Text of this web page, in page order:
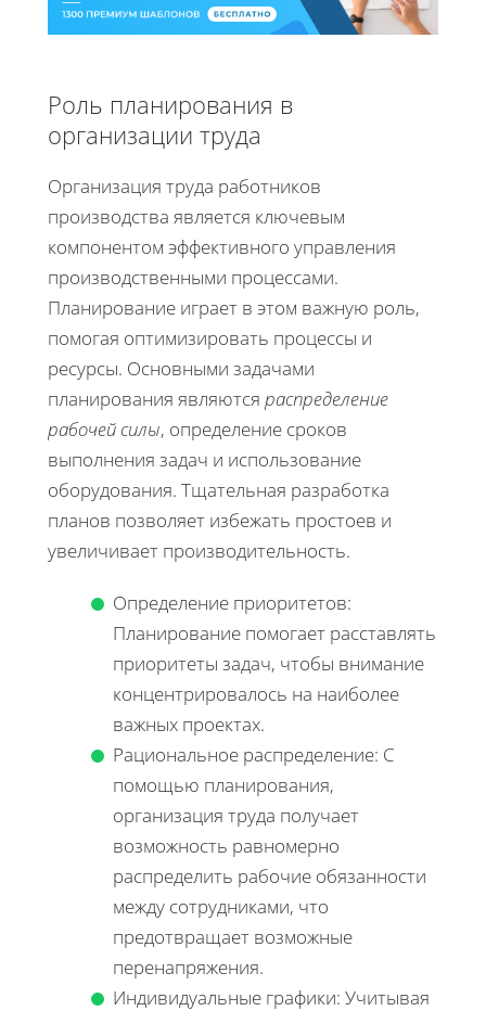
Роль планирования в
организации труда
Организация труда работников
производства является ключевым
компонентом эффективного управления
производственными процессами.
Планирование играет в этом важную роль,
помогая оптимизировать процессы и
ресурсы. Основными задачами
планирования являются распределение
рабочей силы, определение сроков
выполнения задач и использование
оборудования. Тщательная разработка
планов позволяет избежать простоев и
увеличивает производительность.
Определение приоритетов:
Планирование помогает расставлять
приоритеты задач, чтобы внимание
концентрировалось на наиболее
важных проектах.
Рациональное распределение: С
помощью планирования,
организация труда получает
возможность равномерно
распределить рабочие обязанности
между сотрудниками, что
предотвращает возможные
перенапряжения.
Индивидуальные графики: Учитывая